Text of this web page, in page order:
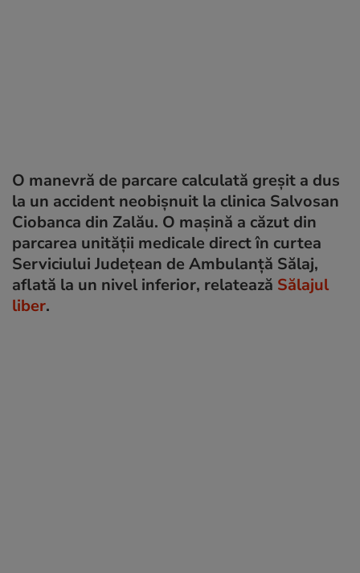
O manevră de parcare calculată greșit a dus
la un accident neobișnuit la clinica Salvosan
Ciobanca din Zalău. O mașină a căzut din
parcarea unității medicale direct în curtea
Serviciului Județean de Ambulanță Sălaj,
aflată la un nivel inferior, relatează Sălajul
liber.